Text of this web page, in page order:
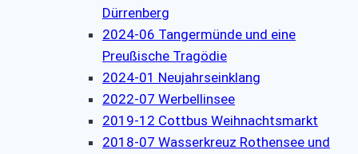
Dürrenberg
2024-06 Tangermünde und eine
Preußische Tragödie
2024-01 Neujahrseinklang
2022-07 Werbellinsee
2019-12 Cottbus Weihnachtsmarkt
2018-07 Wasserkreuz Rothensee und